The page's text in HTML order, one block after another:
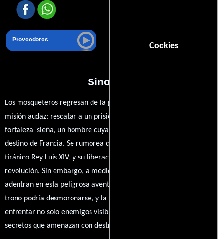
Cookies
Proveedores
Sinopsis
Los mosqueteros regresan de la guerra en Marruecos con una
misión audaz: rescatar a un prisionero enmascarado en una
fortaleza isleña, un hombre cuya identidad podría cambiar el
destino de Francia. Se rumorea que es el hermano gemelo del
tiránico Rey Luis XIV, y su liberación podría desatar una
revolución. Sin embargo, a medida que los mosqueteros se
adentran en esta peligrosa aventura, descubren que su lealtad al
trono podría desmoronarse, y la lucha por el poder los llevará a
enfrentar no solo enemigos visibles, sino también oscuros
secretos que amenazan con destruir todo lo que conocen.